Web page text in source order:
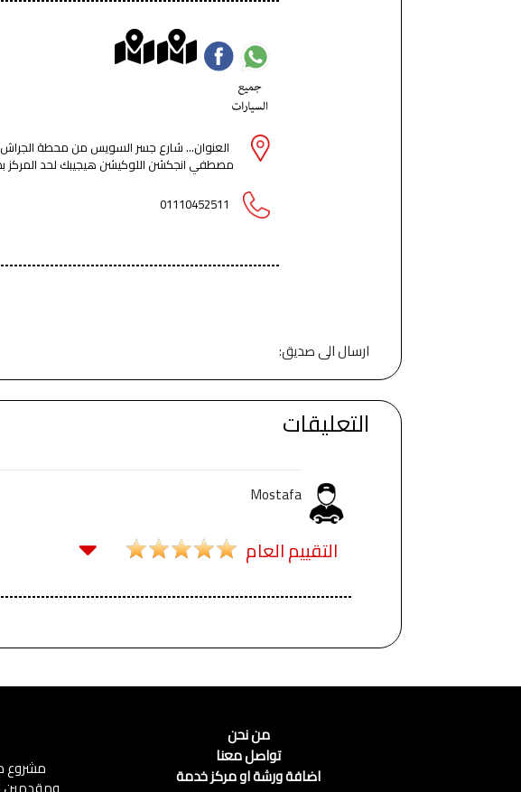
العنوان... شارع جسر السويس من محطة
مصطفي انجكشن اللوكيشن هيجيبك لحد المركز بظبط المواعيد من الساعه 9 الصبح ل 6 بليل حتي
01110452511
ارسال الى صديق:
التعليقات
Mostafa
التقييم العام
من نحن
تواصل معنا
اضافة ورشة او مركز خدمة
مشروع